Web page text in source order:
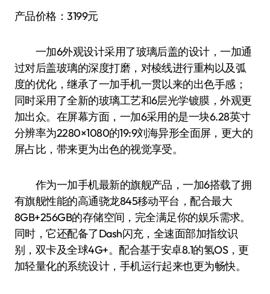
产品价格：3199元
一加6外观设计采用了玻璃后盖的设计，一加通
过对后盖玻璃的深度打磨，对棱线进行重构以及弧
度的优化，继承了一加手机一贯以来的出色手感；
同时采用了全新的玻璃工艺和6层光学镀膜，外观更
加出众。在屏幕方面，一加6采用的是一块6.28英寸
分辨率为2280×1080的19:9刘海异形全面屏，更大的
屏占比，带来更为出色的视觉享受。
作为一加手机最新的旗舰产品，一加6搭载了拥
有旗舰性能的高通骁龙845移动平台，配合最大
8GB+256GB的存储空间，完全满足你的娱乐需求。
同时，它还配备了Dash闪充，全速面部加指纹识
别，双卡及全球4G+。配合基于安卓8.1的氢OS，更
加轻量化的系统设计，手机运行起来也更为畅快。